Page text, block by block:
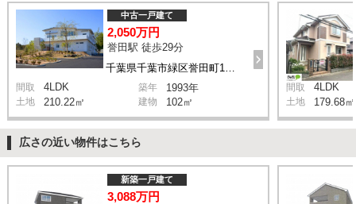
中古一戸建て
2,050万円
誉田駅 徒歩29分
間取 4LDK 築年 1993年
土地 210.22㎡ 建物 102㎡
間取 4LDK
土地 179.68㎡
広さの近い物件はこちら
新築一戸建て
3,088万円